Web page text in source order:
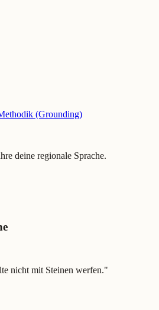
(Grounding)
deine regionale Sprache.
nicht mit Steinen werfen."